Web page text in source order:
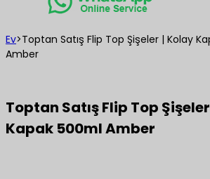
Ev>Toptan Satış Flip Top Şişeler | Kolay
Amber
Toptan Satış Flip Top
Kapak 500ml Amber